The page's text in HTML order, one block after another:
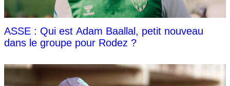
ASSE : Qui est Adam Baallal, petit nouveau
dans le groupe pour Rodez ?